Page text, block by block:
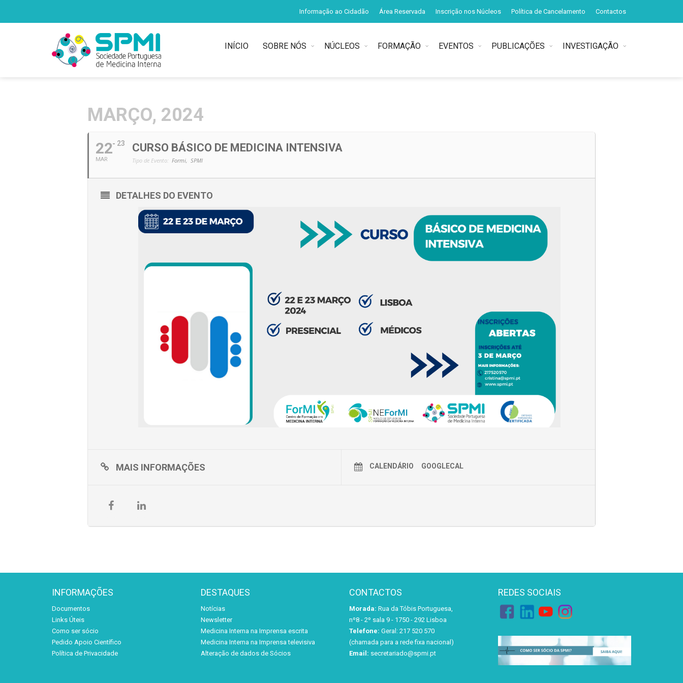
Informação ao Cidadão Área Reservada Inscrição nos Núcleos Política de Cancelamento Contactos
INÍCIO SOBRE NÓS NÚCLEOS FORMAÇÃO EVENTOS PUBLICAÇÕES INVESTIGAÇÃO
MARÇO, 2024
22
MAR
23 CURSO BÁSICO DE MEDICINA INTENSIVA
Tipo de Evento: Formi, SPMI
DETALHES DO EVENTO
MAIS INFORMAÇÕES CALENDÁRIO GOOGLECAL
INFORMAÇÕES
Documentos
Links Úteis
Como ser sócio
Pedido Apoio Científico
Política de Privacidade
DESTAQUES
Notícias
Newsletter
Medicina Interna na Imprensa escrita
Medicina Interna na Imprensa televisiva
Alteração de dados de Sócios
CONTACTOS
Morada: Rua da Tóbis Portuguesa,
nº8 - 2º sala 9 - 1750 - 292 Lisboa
Telefone: Geral: 217 520 570
(chamada para a rede fixa nacional)
Email: secretariado@spmi.pt
REDES SOCIAIS